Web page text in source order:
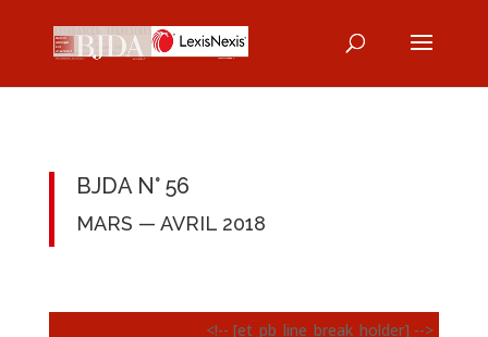
BJDA N° 56
MARS — AVRIL 2018
<!-- [et_pb_line_break_holder] -->